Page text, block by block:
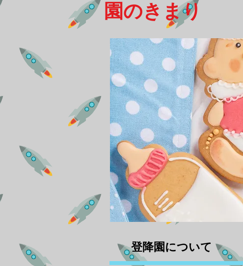
​園のきまり
​登降園について